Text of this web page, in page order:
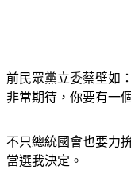
前民眾黨立委蔡壁如
非常期待，你要有一
不只總統國會也要力
當選我決定。